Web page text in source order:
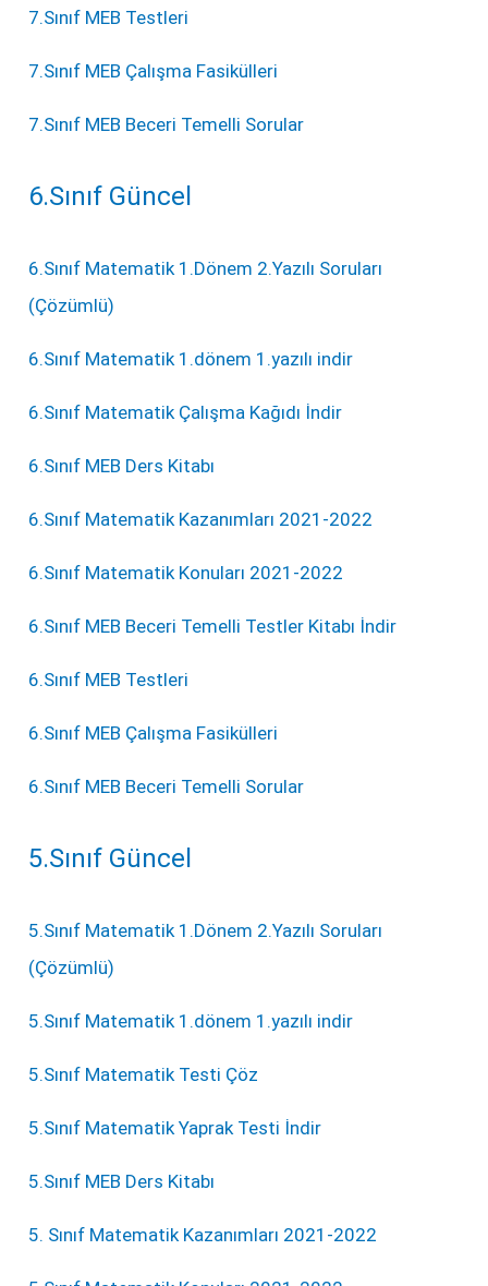
7.Sınıf MEB Testleri
7.Sınıf MEB Çalışma Fasikülleri
7.Sınıf MEB Beceri Temelli Sorular
6.Sınıf Güncel
6.Sınıf Matematik 1.Dönem 2.Yazılı Soruları
(Çözümlü)
6.Sınıf Matematik 1.dönem 1.yazılı indir
6.Sınıf Matematik Çalışma Kağıdı İndir
6.Sınıf MEB Ders Kitabı
6.Sınıf Matematik Kazanımları 2021-2022
6.Sınıf Matematik Konuları 2021-2022
6.Sınıf MEB Beceri Temelli Testler Kitabı İndir
6.Sınıf MEB Testleri
6.Sınıf MEB Çalışma Fasikülleri
6.Sınıf MEB Beceri Temelli Sorular
5.Sınıf Güncel
5.Sınıf Matematik 1.Dönem 2.Yazılı Soruları
(Çözümlü)
5.Sınıf Matematik 1.dönem 1.yazılı indir
5.Sınıf Matematik Testi Çöz
5.Sınıf Matematik Yaprak Testi İndir
5.Sınıf MEB Ders Kitabı
5. Sınıf Matematik Kazanımları 2021-2022